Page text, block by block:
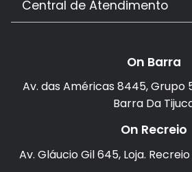
Central de Atendimento
On Barra
Av. das Américas 8445, Grupo
Barra Da
On Recreio
Av. Gláucio Gil 645, Loja.